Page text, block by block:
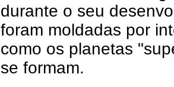
durante o seu
foram moldadas por
como os planetas
se formam.